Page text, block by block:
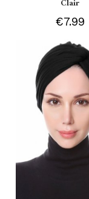
Clair
€7.99